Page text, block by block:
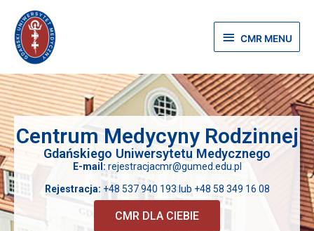
content
MENU
CMR MENU
Centrum Medycyny Rodzinnej
Gdańskiego Uniwersytetu Medycznego
E-mail: rejestracjacmr@gumed.edu.pl
Rejestracja: +48 537 940 193lub +48 58 349 16 08
CMR DLA CIEBIE